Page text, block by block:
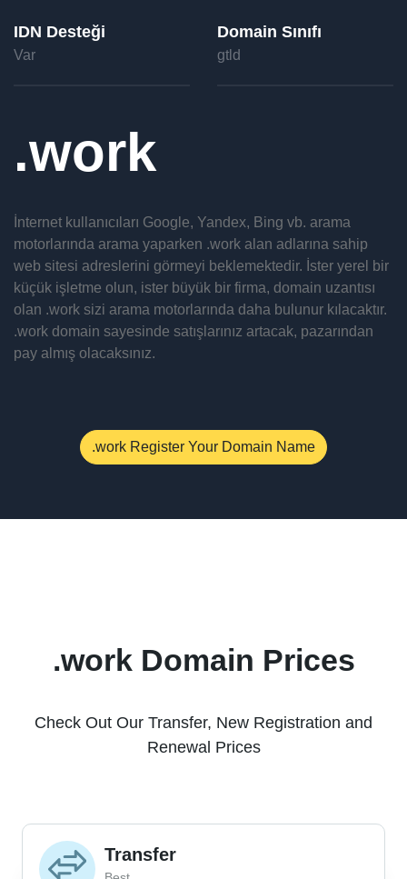
IDN Desteği
Var
Domain Sınıfı
gtld
work
İnternet kullanıcıları Google, Yandex, Bing vb. arama
motorlarında arama yaparken .work alan adlarına sahip
web sitesi adreslerini görmeyi beklemektedir. İster yerel bir
küçük işletme olun, ister büyük bir firma, domain uzantısı
olan .work sizi arama motorlarında daha bulunur kılacaktır.
.work domain sayesinde satışlarınız artacak, pazarından
pay almış olacaksınız.
.work Register Your Domain Name
.work Domain Prices
Check Out Our Transfer, New Registration and
Renewal Prices
Transfer